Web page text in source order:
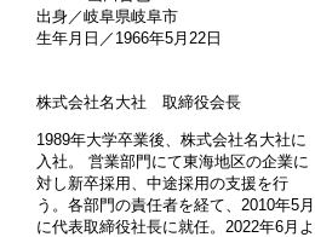
出身／岐阜県岐阜市
生年月日／1966年5月22日
株式会社名大社 取締役会長
1989年大学卒業後、株式会社名大社に
入社。 営業部門にて東海地区の企業に
対し新卒採用、中途採用の支援を行
う。各部門の責任者を経て、2010年5月
に代表取締役社長に就任。2022年6月よ